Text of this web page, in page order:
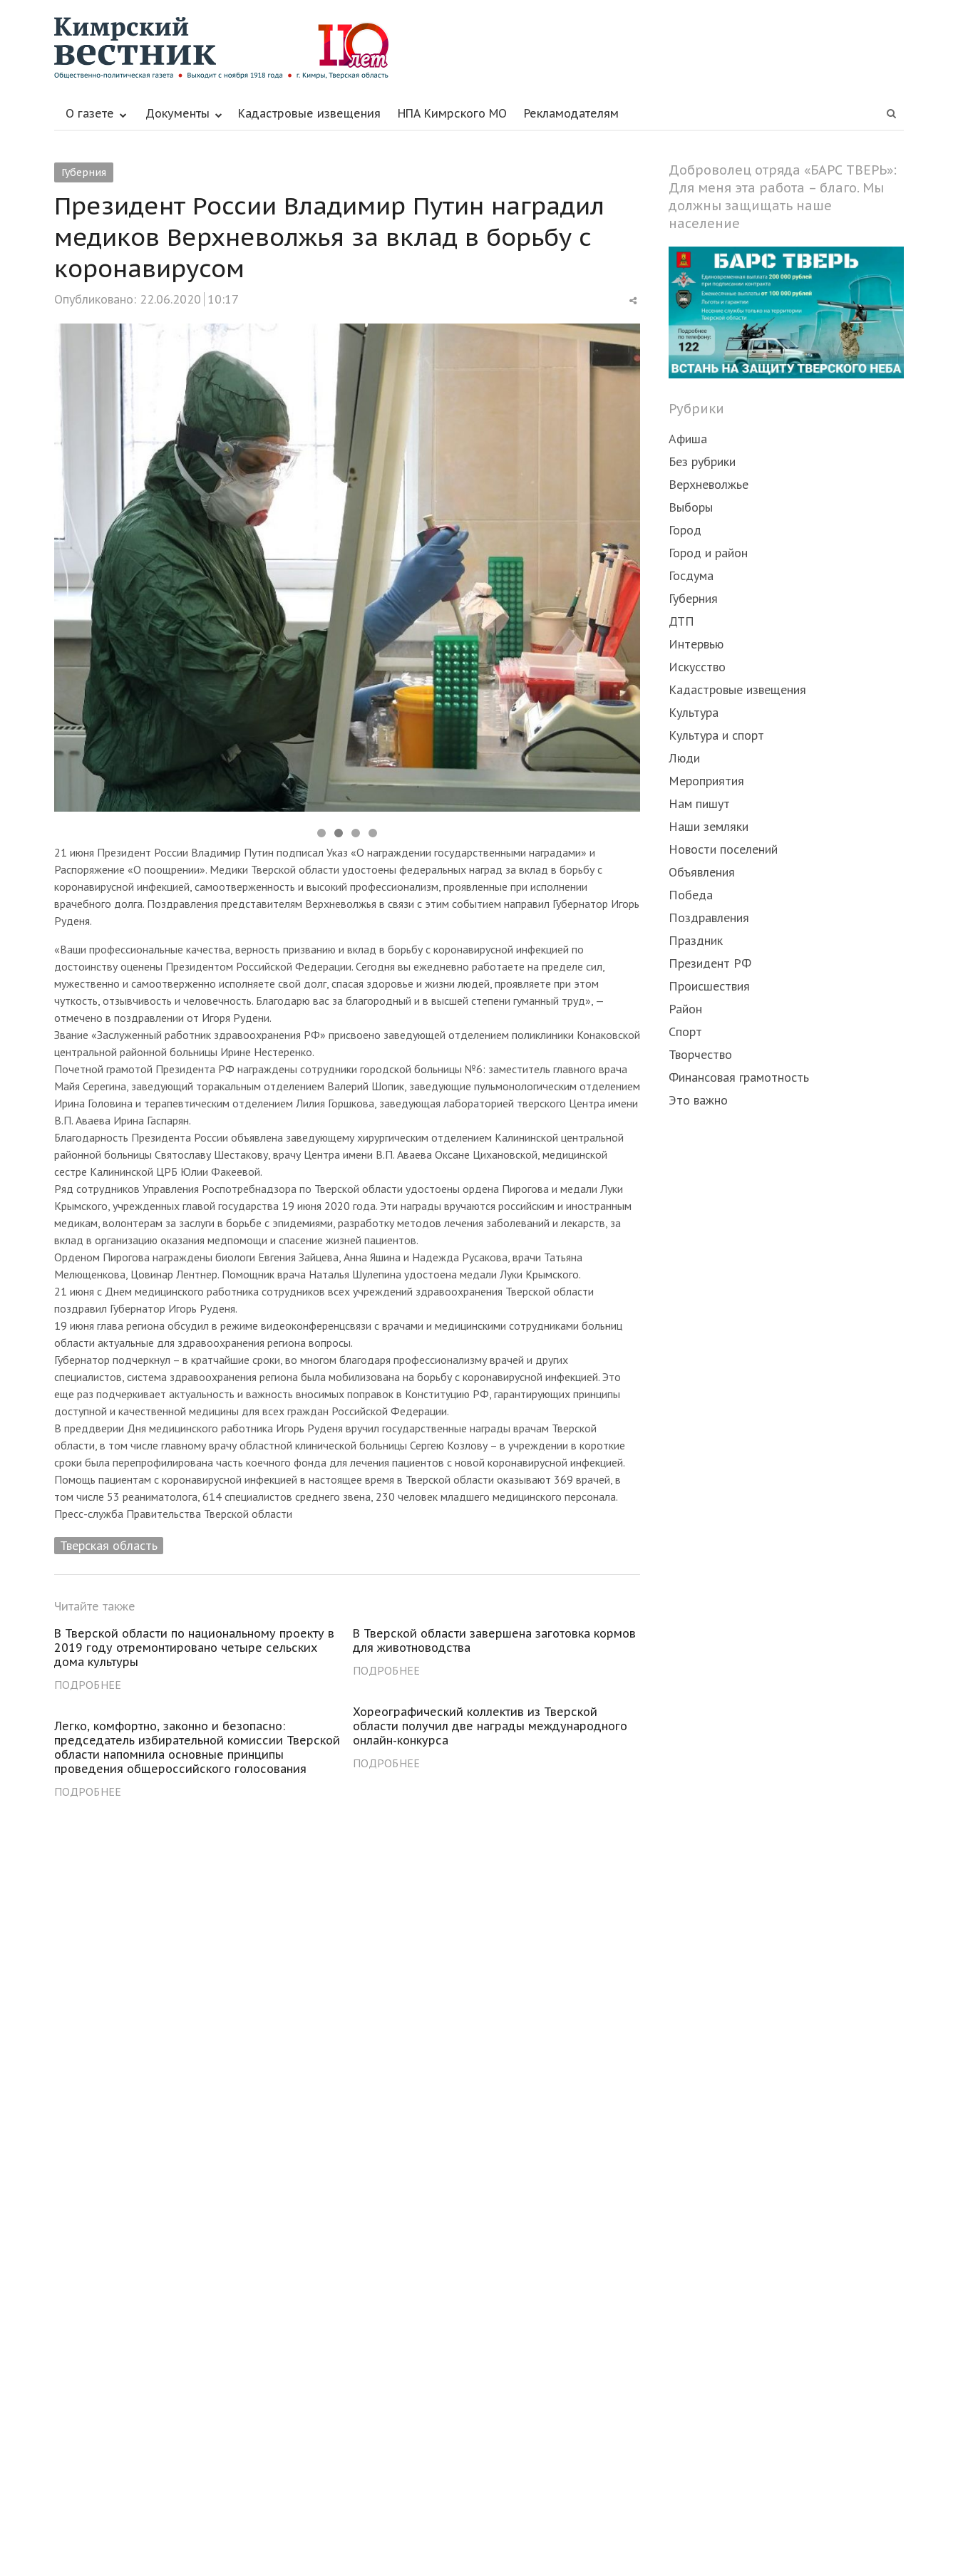
О газете Документы Кадастровые извещения НПА Кимрского МО Рекламодателям
Губерния
Президент России Владимир Путин наградил
медиков Верхневолжья за вклад в борьбу с
коронавирусом
Опубликовано: 22.06.2020 10:17
Share
post
21 июня Президент России Владимир Путин подписал Указ «О награждении государственными наградами» и
Распоряжение «О поощрении». Медики Тверской области удостоены федеральных наград за вклад в борьбу с
коронавирусной инфекцией, самоотверженность и высокий профессионализм, проявленные при исполнении
врачебного долга. Поздравления представителям Верхневолжья в связи с этим событием направил Губернатор Игорь
Руденя.
«Ваши профессиональные качества, верность призванию и вклад в борьбу с коронавирусной инфекцией по
достоинству оценены Президентом Российской Федерации. Сегодня вы ежедневно работаете на пределе сил,
мужественно и самоотверженно исполняете свой долг, спасая здоровье и жизни людей, проявляете при этом
чуткость, отзывчивость и человечность. Благодарю вас за благородный и в высшей степени гуманный труд», —
отмечено в поздравлении от Игоря Рудени.
Звание «Заслуженный работник здравоохранения РФ» присвоено заведующей отделением поликлиники Конаковской
центральной районной больницы Ирине Нестеренко.
Почетной грамотой Президента РФ награждены сотрудники городской больницы №6: заместитель главного врача
Майя Серегина, заведующий торакальным отделением Валерий Шопик, заведующие пульмонологическим отделением
Ирина Головина и терапевтическим отделением Лилия Горшкова, заведующая лабораторией тверского Центра имени
В.П. Аваева Ирина Гаспарян.
Благодарность Президента России объявлена заведующему хирургическим отделением Калининской центральной
районной больницы Святославу Шестакову, врачу Центра имени В.П. Аваева Оксане Цихановской, медицинской
сестре Калининской ЦРБ Юлии Факеевой.
Ряд сотрудников Управления Роспотребнадзора по Тверской области удостоены ордена Пирогова и медали Луки
Крымского, учрежденных главой государства 19 июня 2020 года. Эти награды вручаются российским и иностранным
медикам, волонтерам за заслуги в борьбе с эпидемиями, разработку методов лечения заболеваний и лекарств, за
вклад в организацию оказания медпомощи и спасение жизней пациентов.
Орденом Пирогова награждены биологи Евгения Зайцева, Анна Яшина и Надежда Русакова, врачи Татьяна
Мелющенкова, Цовинар Лентнер. Помощник врача Наталья Шулепина удостоена медали Луки Крымского.
21 июня с Днем медицинского работника сотрудников всех учреждений здравоохранения Тверской области
поздравил Губернатор Игорь Руденя.
19 июня глава региона обсудил в режиме видеоконференцсвязи с врачами и медицинскими сотрудниками больниц
области актуальные для здравоохранения региона вопросы.
Губернатор подчеркнул – в кратчайшие сроки, во многом благодаря профессионализму врачей и других
специалистов, система здравоохранения региона была мобилизована на борьбу с коронавирусной инфекцией. Это
еще раз подчеркивает актуальность и важность вносимых поправок в Конституцию РФ, гарантирующих принципы
доступной и качественной медицины для всех граждан Российской Федерации.
В преддверии Дня медицинского работника Игорь Руденя вручил государственные награды врачам Тверской
области, в том числе главному врачу областной клинической больницы Сергею Козлову – в учреждении в короткие
сроки была перепрофилирована часть коечного фонда для лечения пациентов с новой коронавирусной инфекцией.
Помощь пациентам с коронавирусной инфекцией в настоящее время в Тверской области оказывают 369 врачей, в
том числе 53 реаниматолога, 614 специалистов среднего звена, 230 человек младшего медицинского персонала.
Пресс-служба Правительства Тверской области
Тверская область
Читайте также
В Тверской области по национальному проекту в
2019 году отремонтировано четыре сельских
дома культуры
ПОДРОБНЕЕ
В Тверской области завершена заготовка кормов
для животноводства
ПОДРОБНЕЕ
Хореографический коллектив из Тверской
области получил две награды международного
онлайн-конкурса
ПОДРОБНЕЕ
Легко, комфортно, законно и безопасно:
председатель избирательной комиссии Тверской
области напомнила основные принципы
проведения общероссийского голосования
ПОДРОБНЕЕ
Доброволец отряда «БАРС ТВЕРЬ»:
Для меня эта работа – благо. Мы
должны защищать наше
население
Рубрики
Афиша
Без рубрики
Верхневолжье
Выборы
Город
Город и район
Госдума
Губерния
ДТП
Интервью
Искусство
Кадастровые извещения
Культура
Культура и спорт
Люди
Мероприятия
Нам пишут
Наши земляки
Новости поселений
Объявления
Победа
Поздравления
Праздник
Президент РФ
Происшествия
Район
Спорт
Творчество
Финансовая грамотность
Это важно